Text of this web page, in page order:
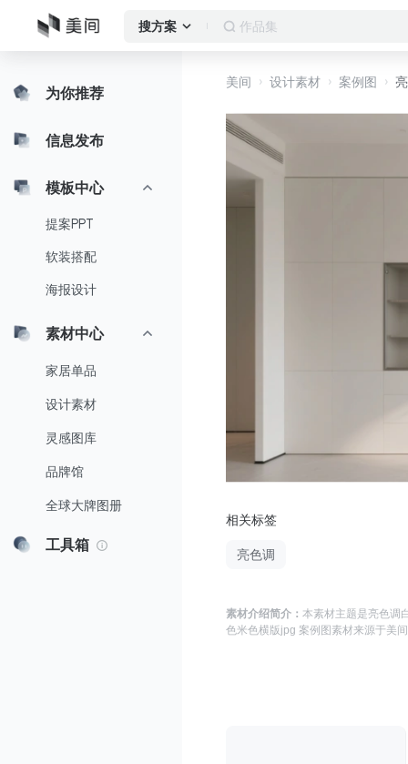
搜方案 窗帘方案
为你推荐
信息发布
模板中心
提案PPT
软装搭配
海报设计
素材中心
家居单品
设计素材
灵感图库
品牌馆
全球大牌图册
工具箱
美间 设计素材 案例图
相关标签
亮色调
素材介绍简介：本素材主题是亮色调
色米色横版jpg 案例图 素材来源于美